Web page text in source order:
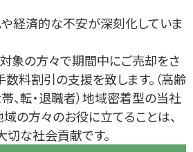
経済的な不安が深刻化していま
象の方々で期間中にご売却をさ
料割引の支援を致します。（高齢
、転・退職者）地域密着型の当社
域の方々のお役に立てることは、
な社会貢献です。